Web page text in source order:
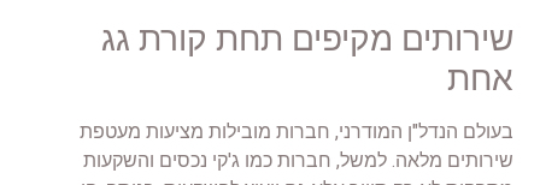
שירותים מקיפים תחת קורת גג
אחת
בעולם הנדל"ן המודרני, חברות מובילות מציעות מעטפת
שירותים מלאה. למשל, חברות כמו ג'קי נכסים והשקעות